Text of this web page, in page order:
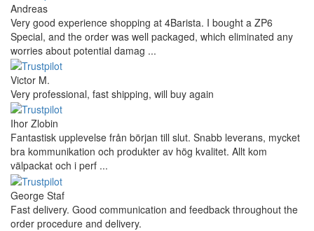
Andreas
Very good experience shopping at 4Barista. I bought a ZP6
Special, and the order was well packaged, which eliminated any
worries about potential damag ...
Victor M.
Very professional, fast shipping, will buy again
Ihor Zlobin
Fantastisk upplevelse från början till slut. Snabb leverans, mycket
bra kommunikation och produkter av hög kvalitet. Allt kom
välpackat och i perf ...
George Staf
Fast delivery. Good communication and feedback throughout the
order procedure and delivery.